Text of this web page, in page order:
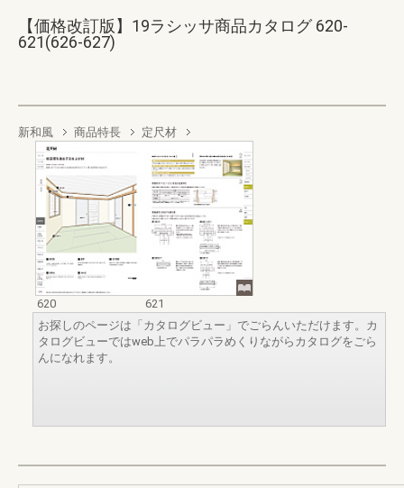
【価格改訂版】19ラシッサ商品カタログ 620-
621(626-627)
新和風 商品特長 定尺材
620
621
お探しのページは「カタログビュー」でごらんいただけます。カ
タログビューではweb上でパラパラめくりながらカタログをごら
んになれます。